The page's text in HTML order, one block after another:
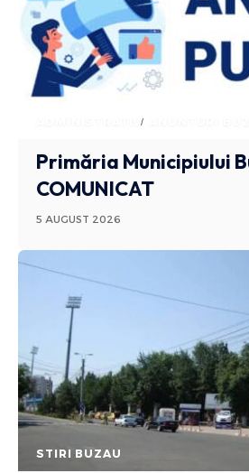
ADMINISTRATIV ANUNTURI
Primăria Municipiului
COMUNICAT
5 AUGUST 2026
STIRI BUZAU